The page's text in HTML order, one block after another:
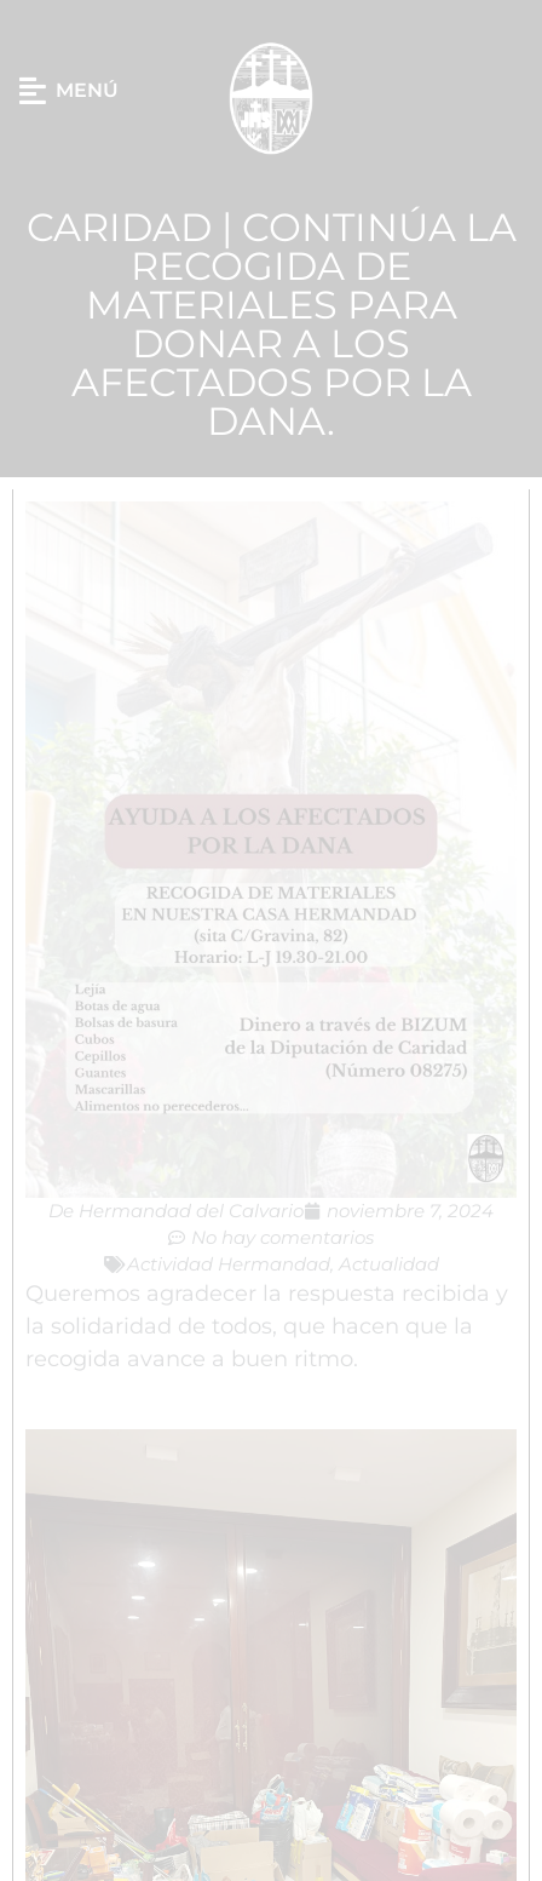
MENÚ
CARIDAD | CONTINÚA LA
RECOGIDA DE
MATERIALES PARA
DONAR A LOS
AFECTADOS POR LA
DANA.
De Hermandad del Calvario
noviembre 7, 2024
No hay comentarios
Actividad Hermandad, Actualidad
Queremos agradecer la respuesta recibida y
la solidaridad de todos, que hacen que la
recogida avance a buen ritmo.